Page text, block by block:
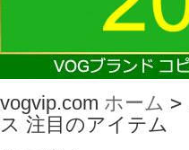
vogvip.com ホーム >
ス 注目のアイテム